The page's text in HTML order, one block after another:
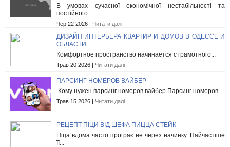
В умовах сучасної економічної нестабільності та
постійного...
Чер 22 2026 | Читати далі
ДИЗАЙН ИНТЕРЬЕРА КВАРТИР И ДОМОВ В ОДЕССЕ И
ОБЛАСТИ
Комфортное пространство начинается с грамотного...
Трав 20 2026 | Читати далі
ПАРСИНГ НОМЕРОВ ВАЙБЕР
Кому нужен парсинг номеров вайбер Парсинг номеров...
Трав 15 2026 | Читати далі
РЕЦЕПТ ПІЦИ ВІД ШЕФА ПИЦЦА СТЕЙК
Піца вдома часто програє не через начинку. Найчастіше
її...